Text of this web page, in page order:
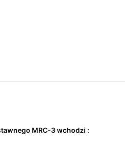
MRC-3 wchodzi :